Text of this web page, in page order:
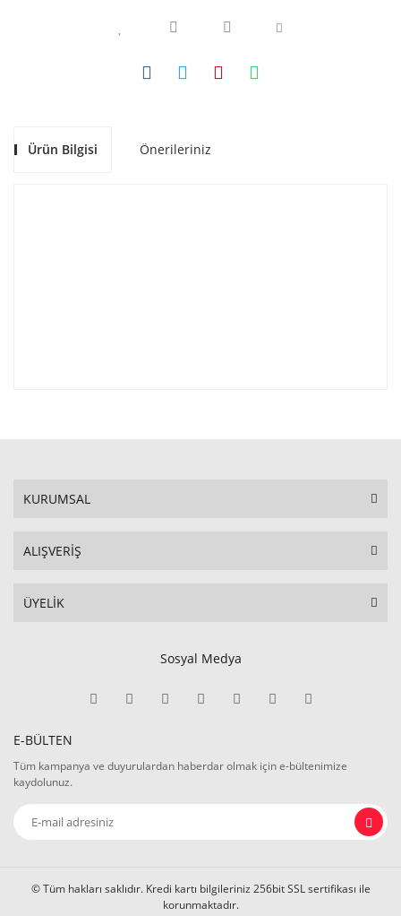
Ürün Bilgisi Önerileriniz
KURUMSAL
ALIŞVERİŞ
ÜYELİK
Sosyal Medya
E-BÜLTEN
Tüm kampanya ve duyurulardan haberdar olmak için e-bültenimize
kaydolunuz.
© Tüm hakları saklıdır. Kredi kartı bilgileriniz 256bit SSL sertifikası ile
korunmaktadır.